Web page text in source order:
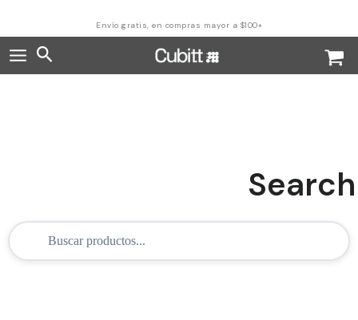
contenido
Envío gratis, en compras mayor a $100+
Buscar
Search